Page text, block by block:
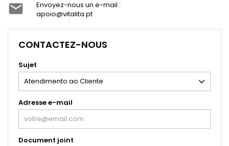

Envoyez-nous un e-mail :
apoio@vitalita.pt
CONTACTEZ-NOUS
Sujet
Adresse e-mail
Document joint